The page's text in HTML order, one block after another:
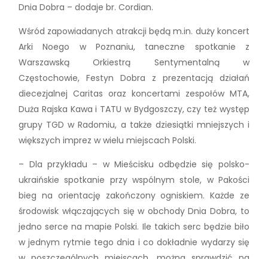
Dnia Dobra – dodaje br. Cordian.
Wśród zapowiadanych atrakcji będą m.in. duży koncert
Arki Noego w Poznaniu, taneczne spotkanie z
Warszawską Orkiestrą Sentymentalną w
Częstochowie, Festyn Dobra z prezentacją działań
diecezjalnej Caritas oraz koncertami zespołów MTA,
Duża Rajska Kawa i TATU w Bydgoszczy, czy też występ
grupy TGD w Radomiu, a także dziesiątki mniejszych i
większych imprez w wielu miejscach Polski.
– Dla przykładu – w Mieścisku odbędzie się polsko-
ukraińskie spotkanie przy wspólnym stole, w Pakości
bieg na orientację zakończony ogniskiem. Każde ze
środowisk włączających się w obchody Dnia Dobra, to
jedno serce na mapie Polski. Ile takich serc będzie biło
w jednym rytmie tego dnia i co dokładnie wydarzy się